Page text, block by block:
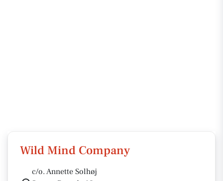
Wild Mind Company
c/o. Annette Solhøj